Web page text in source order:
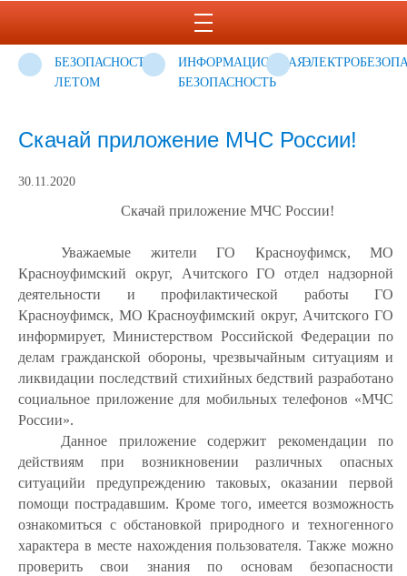
БЕЗОПАСНОСТЬ
ЛЕТОМ
ИНФОРМАЦИОННАЯ
БЕЗОПАСНОСТЬ
Скачай приложение МЧС России!
30.11.2020
Скачай приложение МЧС России!
Уважаемые жители ГО Красноуфимск, МО
Красноуфимский округ, Ачитского ГО отдел надзорной
деятельности и профилактической работы ГО
Красноуфимск, МО Красноуфимский округ, Ачитского ГО
информирует, Министерством Российской Федерации по
делам гражданской обороны, чрезвычайным ситуациям и
ликвидации последствий стихийных бедствий разработано
социальное приложение для мобильных телефонов «МЧС
России».
Данное приложение содержит рекомендации по
действиям при возникновении различных опасных
ситуацийи предупреждению таковых, оказании первой
помощи пострадавшим. Кроме того, имеется возможность
ознакомиться с обстановкой природного и техногенного
характера в месте нахождения пользователя. Также можно
проверить свои знания по основам безопасности